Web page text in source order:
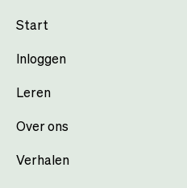
Start
Inloggen
Leren
Over ons
Verhalen